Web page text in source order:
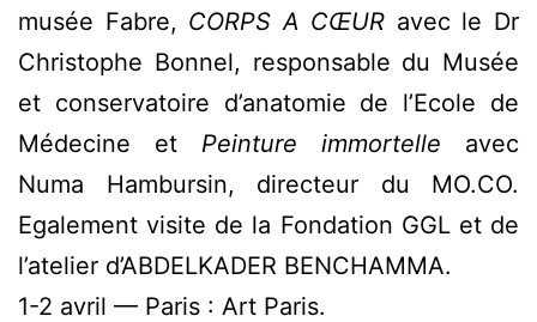
musée Fabre, CORPS A CŒUR avec le Dr
Christophe Bonnel, responsable du Musée
et conservatoire d’anatomie de l’Ecole de
Médecine et Peinture immortelle avec
Numa Hambursin, directeur du MO.CO.
Egalement visite de la Fondation GGL et de
l’atelier d’ABDELKADER BENCHAMMA.
1-2 avril — Paris : Art Paris.